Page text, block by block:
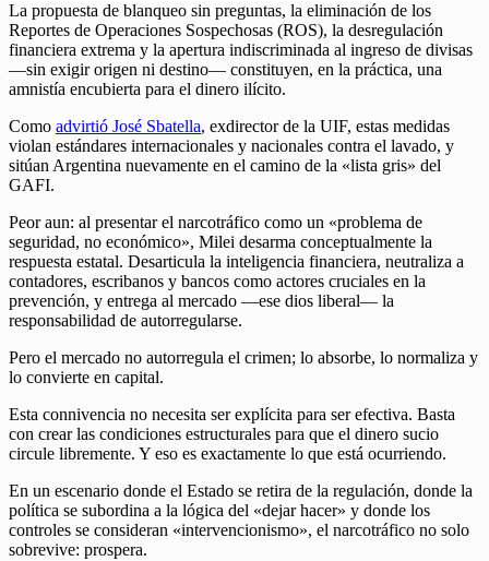
La propuesta de blanqueo sin preguntas, la eliminación de los
Reportes de Operaciones Sospechosas (ROS), la desregulación
financiera extrema y la apertura indiscriminada al ingreso de divisas
—sin exigir origen ni destino— constituyen, en la práctica, una
amnistía encubierta para el dinero ilícito.
Como advirtió José Sbatella, exdirector de la UIF, estas medidas
violan estándares internacionales y nacionales contra el lavado, y
sitúan Argentina nuevamente en el camino de la «lista gris» del
GAFI.
Peor aun: al presentar el narcotráfico como un «problema de
seguridad, no económico», Milei desarma conceptualmente la
respuesta estatal. Desarticula la inteligencia financiera, neutraliza a
contadores, escribanos y bancos como actores cruciales en la
prevención, y entrega al mercado —ese dios liberal— la
responsabilidad de autorregularse.
Pero el mercado no autorregula el crimen; lo absorbe, lo normaliza y
lo convierte en capital.
Esta connivencia no necesita ser explícita para ser efectiva. Basta
con crear las condiciones estructurales para que el dinero sucio
circule libremente. Y eso es exactamente lo que está ocurriendo.
En un escenario donde el Estado se retira de la regulación, donde la
política se subordina a la lógica del «dejar hacer» y donde los
controles se consideran «intervencionismo», el narcotráfico no solo
sobrevive: prospera.